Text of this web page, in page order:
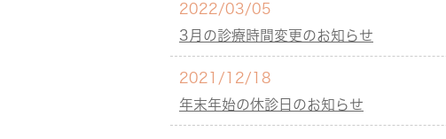
2022/03/05
3月の診療時間変更のお知らせ
2021/12/18
年末年始の休診日のお知らせ